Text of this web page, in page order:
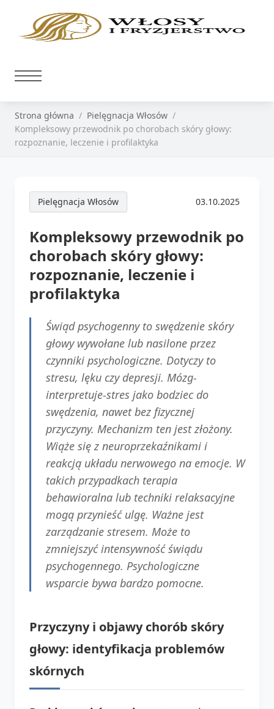
Strona główna
Pielęgnacja Włosów
Kompleksowy przewodnik po chorobach skóry głowy:
rozpoznanie, leczenie i profilaktyka
Pielęgnacja Włosów 03.10.2025
Kompleksowy przewodnik po
chorobach skóry głowy:
rozpoznanie, leczenie i
profilaktyka
Świąd psychogenny to swędzenie skóry
głowy wywołane lub nasilone przez
czynniki psychologiczne. Dotyczy to
stresu, lęku czy depresji. Mózg-
interpretuje-stres jako bodziec do
swędzenia, nawet bez fizycznej
przyczyny. Mechanizm ten jest złożony.
Wiąże się z neuroprzekaźnikami i
reakcją układu nerwowego na emocje. W
takich przypadkach terapia
behawioralna lub techniki relaksacyjne
mogą przynieść ulgę. Ważne jest
zarządzanie stresem. Może to
zmniejszyć intensywność świądu
psychogennego. Psychologiczne
wsparcie bywa bardzo pomocne.
Przyczyny i objawy chorób skóry
głowy: identyfikacja problemów
skórnych